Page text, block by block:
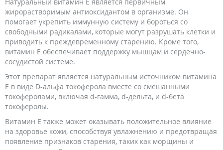
жирорастворимым антиоксидантом в организме. Он
помогает укрепить иммунную систему и бороться со
свободными радикалами, которые могут разрушать клетки и
приводить к преждевременному старению. Кроме того,
витамин Е обеспечивает поддержку мышцам и сердечно-
сосудистой системе.
Этот препарат является натуральным источником витамина
E в виде D-альфа токоферола вместе со смешанными
токоферолами, включая d-гамма, d-дельта, и d-бета
токоферолы.
Витамин Е также может оказывать положительное влияние
на здоровье кожи, способствуя увлажнению и предотвращая
появление признаков старения, таких как морщины и